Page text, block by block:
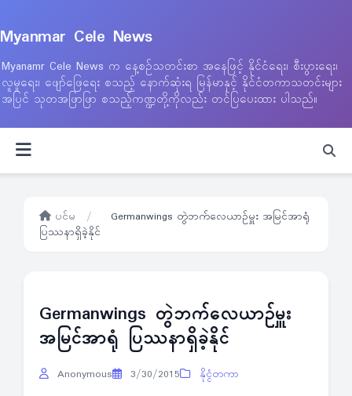
Myanmar Cele News
Myanamr Cele News က နေ့စဉ်သတင်းစာ အနေဖြင့် နိုင်ငံရေး၊ စီးပွားရေး၊
လူမှုရေး၊ ဖျော်ဖြေရေး စသည့် နောက်ဆုံးရ မြန်မာနှင့် နိုင်ငံတကာသတင်းများ
အပြင် သုတအဖြာဖြာ စသည့်ကဏ္ဍတို့ကိုလည်း တင်ပြပေးထား ပါသည်။
ပင်မ /
Germanwings တွဲဘက်လေယာဉ်မှူး အမြင်အာရုံ
ပြဿနာရှိခဲ့နိုင်
Germanwings တွဲဘက်လေယာဉ်မှူး
အမြင်အာရုံ ပြဿနာရှိခဲ့နိုင်
Anonymous 3/30/2015 နိုင္ငံတကာ